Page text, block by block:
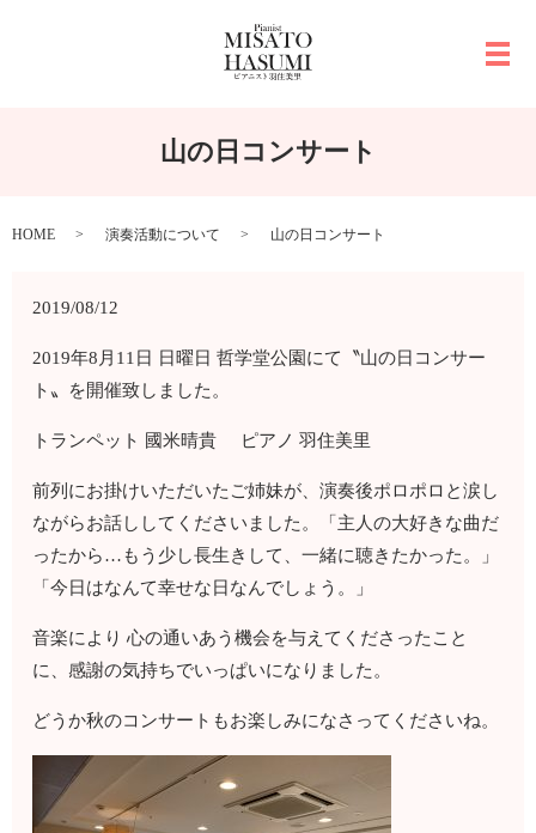
メ
山の日コンサート
HOME 演奏活動について 山の日コンサート
2019/08/12
2019年8月11日 日曜日 哲学堂公園にて〝山の日コンサー
ト〟を開催致しました。
トランペット 國米晴貴 ピアノ 羽住美里
前列にお掛けいただいたご姉妹が、演奏後ポロポロと涙し
ながらお話ししてくださいました。「主人の大好きな曲だ
ったから…もう少し長生きして、一緒に聴きたかった。」
「今日はなんて幸せな日なんでしょう。」
音楽により 心の通いあう機会を与えてくださったこと
に、感謝の気持ちでいっぱいになりました。
どうか秋のコンサートもお楽しみになさってくださいね。